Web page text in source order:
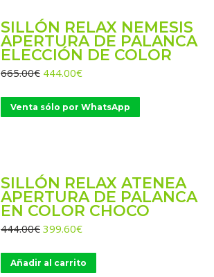
SILLÓN RELAX NEMESIS
APERTURA DE PALANCA
ELECCIÓN DE COLOR
665.00€ El
original
era:
444.00€El
actual
es:
Venta sólo por WhatsApp
SILLÓN RELAX ATENEA
APERTURA DE PALANCA
EN COLOR CHOCO
444.00€ El
original
era:
399.60€El
actual
es:
Añadir al carrito